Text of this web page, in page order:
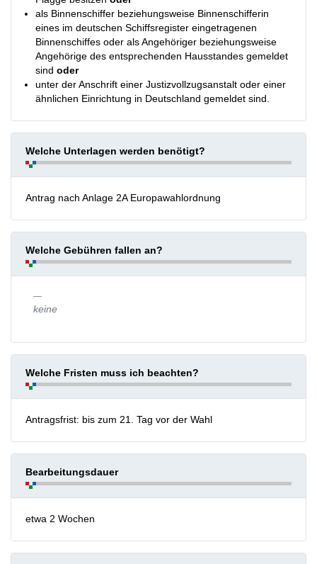
als Binnenschiffer beziehungsweise Binnenschifferin
eines im deutschen Schiffsregister eingetragenen
Binnenschiffes oder als Angehöriger beziehungsweise
Angehörige des entsprechenden Hausstandes gemeldet
sind oder
unter der Anschrift einer Justizvollzugsanstalt oder einer
ähnlichen Einrichtung in Deutschland gemeldet sind.
Welche Unterlagen werden benötigt?
Antrag nach Anlage 2A Europawahlordnung
Welche Gebühren fallen an?
keine
Welche Fristen muss ich beachten?
Antragsfrist: bis zum 21. Tag vor der Wahl
Bearbeitungsdauer
etwa 2 Wochen